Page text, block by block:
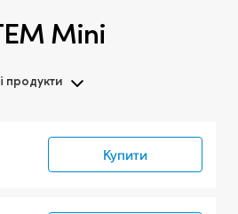
Mini
продукти
Купити